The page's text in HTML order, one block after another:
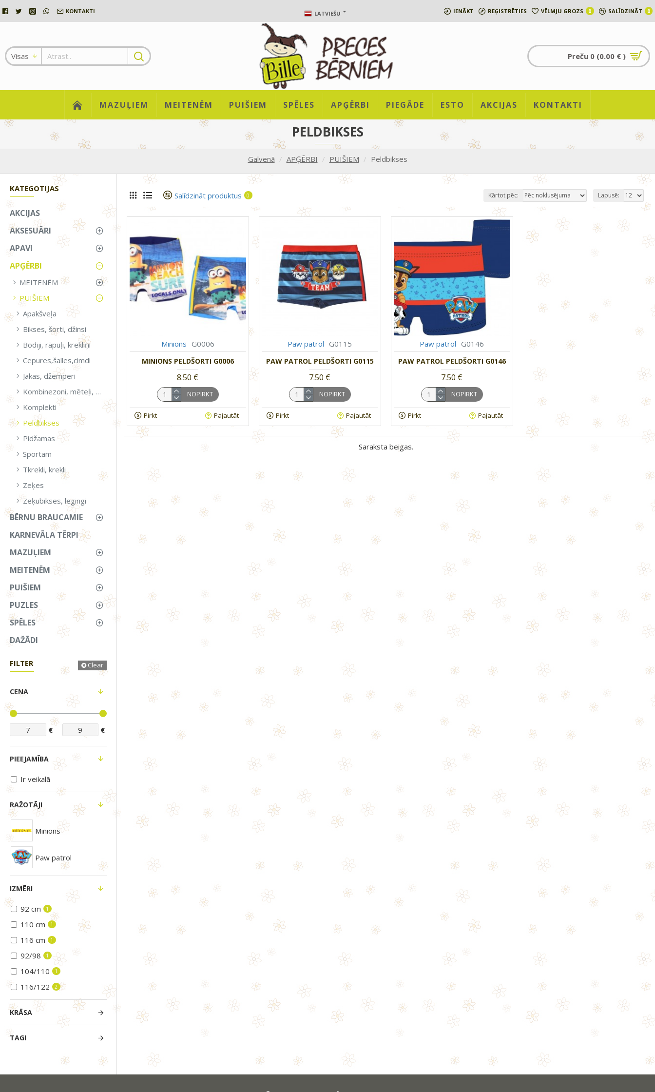
KONTAKTI LATVIEŠU IENĀKT REĢISTRĒTIES VĒLMJU GROZS 0 SALĪDZINĀT 0
Visas Preču 0 (0.00 € )
MAZUĻIEM MEITENĒM PUIŠIEM SPĒLES APĢĒRBI PIEGĀDE ESTO AKCIJAS KONTAKTI
Galvenā APĢĒRBI PUIŠIEM Peldbikses
PELDBIKSES
KATEGOTIJAS
AKCIJAS
AKSESUĀRI
APAVI
APĢĒRBI
MEITENĒM
PUIŠIEM
Apakšveļa
Bikses, šorti, džinsi
Bodiji, rāpuļi, krekliņi
Cepures,šalles,cimdi
Jakas, džemperi
Kombinezoni, mēteļi, virsjakas
Komplekti
Peldbikses
Pidžamas
Sportam
Tkrekli, krekli
Zeķes
Zeķubikses, legingi
BĒRNU BRAUCAMIE
KARNEVĀLA TĒRPI
MAZUĻIEM
MEITENĒM
PUIŠIEM
PUZLES
SPĒLES
DAŽĀDI
FILTER Clear
CENA
€ €
RAŽOTĀJI
Minions
Paw patrol
IZMĒRI
92 cm 1
110 cm 1
116 cm 1
92/98 1
104/110 1
116/122 2
KRĀSA
TAGI
PIEEJAMĪBA
Ir veikalā
Salīdzināt produktus 0 Kārtot pēc: Lapusē:
Minions G0006
MINIONS PELDŠORTI G0006
8.50 €
NOPIRKT
Pirkt Pajautāt
Paw patrol G0115
PAW PATROL PELDŠORTI G0115
7.50 €
NOPIRKT
Pirkt Pajautāt
Paw patrol G0146
PAW PATROL PELDŠORTI G0146
7.50 €
NOPIRKT
Pirkt Pajautāt
Saraksta beigas.